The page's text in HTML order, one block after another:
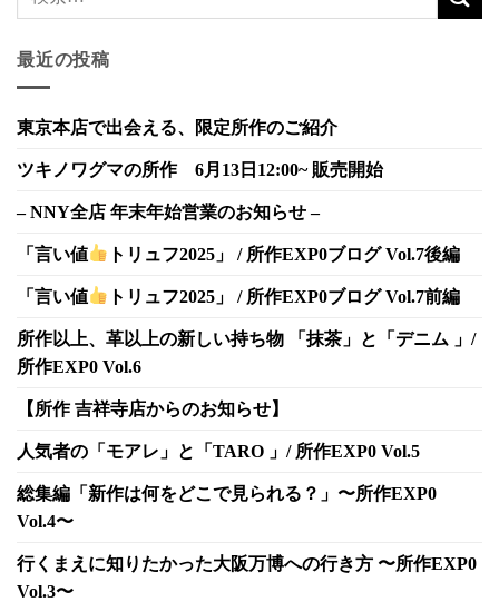
最近の投稿
東京本店で出会える、限定所作のご紹介
ツキノワグマの所作 6月13日12:00~ 販売開始
– NNY全店 年末年始営業のお知らせ –
「言い値 トリュフ2025」 / 所作EXP0ブログ Vol.7後編
「言い値 トリュフ2025」 / 所作EXP0ブログ Vol.7前編
所作以上、革以上の新しい持ち物 「抹茶」と「デニム 」/
所作EXP0 Vol.6
【所作 吉祥寺店からのお知らせ】
人気者の「モアレ」と「TARO 」/ 所作EXP0 Vol.5
総集編「新作は何をどこで見られる？」〜所作EXP0
Vol.4〜
行くまえに知りたかった大阪万博への行き方 〜所作EXP0
Vol.3〜